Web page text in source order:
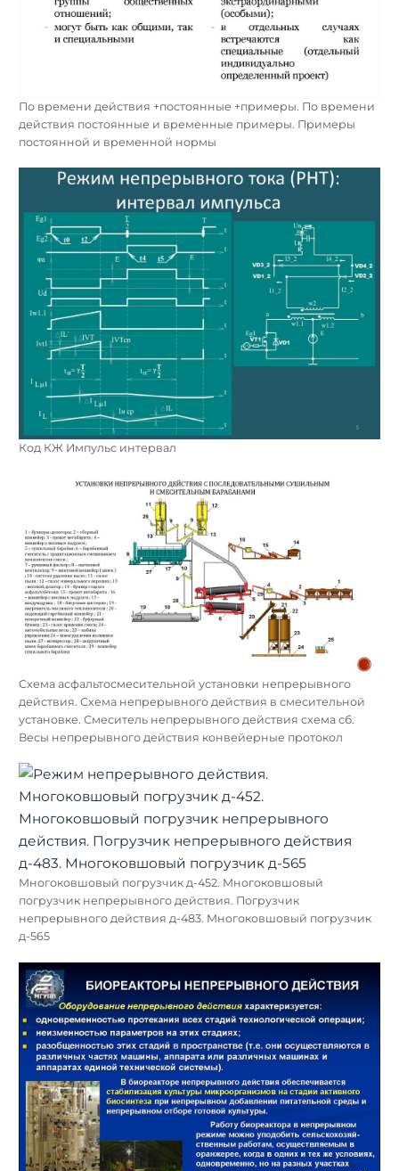
По времени действия +постоянные +примеры. По времени
действия постоянные и временные примеры. Примеры
постоянной и временной нормы
Код КЖ Импульс интервал
Схема асфальтосмесительной установки непрерывного
действия. Схема непрерывного действия в смесительной
установке. Смеситель непрерывного действия схема сб.
Весы непрерывного действия конвейерные протокол
Многоковшовый погрузчик д-452. Многоковшовый
погрузчик непрерывного действия. Погрузчик
непрерывного действия д-483. Многоковшовый погрузчик
д-565